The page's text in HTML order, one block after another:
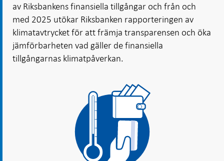
av Riksbankens finansiella tillgångar och från och
med 2025 utökar Riksbanken rapporteringen av
klimatavtrycket för att främja transparensen och öka
jämförbarheten vad gäller de finansiella
tillgångarnas klimatpåverkan.